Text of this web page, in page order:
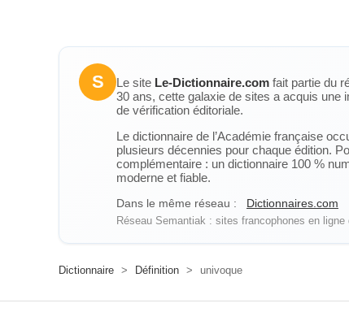
S Le site Le-Dictionnaire.com fait partie du
30 ans, cette galaxie de sites a acquis une
de vérification éditoriale.
Le dictionnaire de l’Académie française
plusieurs décennies pour chaque édition.
complémentaire : un dictionnaire 100 %
moderne et fiable.
Dans le même réseau : Dictionnaires.com
Réseau Semantiak : sites francophones en
Dictionnaire > Définition > univoque